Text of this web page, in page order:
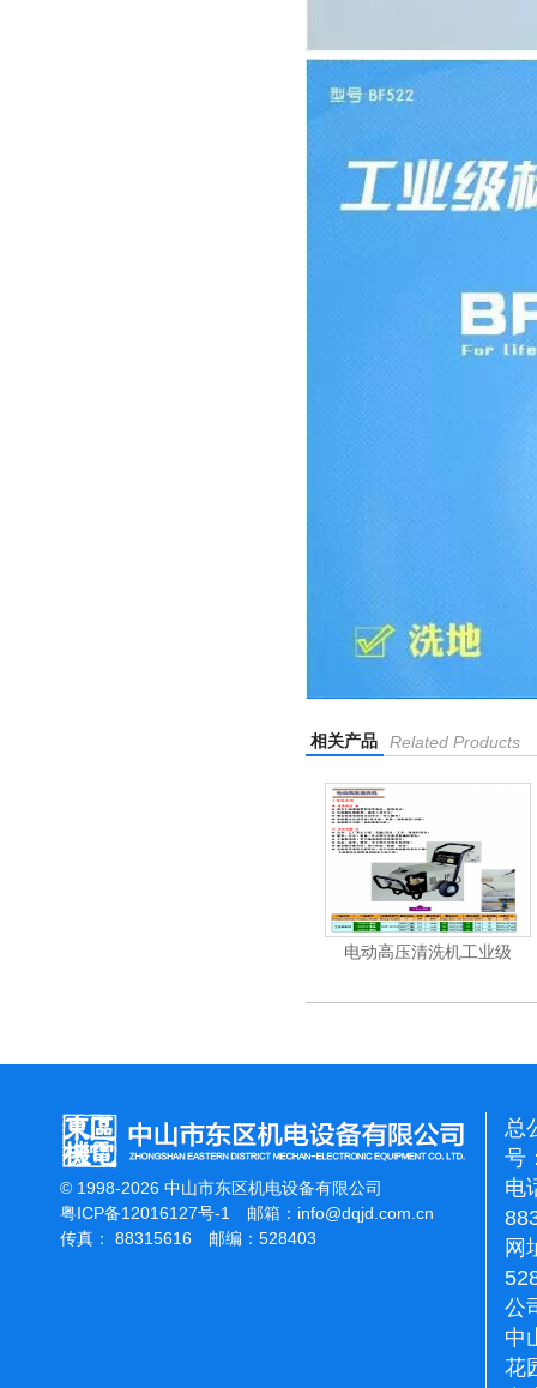
相关产品 Related Products
电动高压清洗机工业级
© 1998-2026 中山市东区机电设备有限公司
粤ICP备12016127号-1
邮箱： info@dqjd.com.cn
传真： 88315616 邮编：528403
总
号
电
网
公
中
花